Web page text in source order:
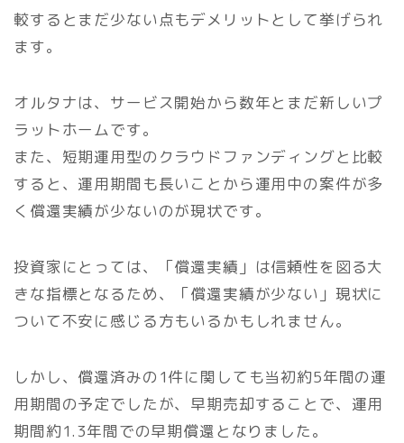
較するとまだ少ない点もデメリットとして挙げられ
ます。
オルタナは、サービス開始から数年とまだ新しいプ
ラットホームです。
また、短期運用型のクラウドファンディングと比較
すると、運用期間も長いことから運用中の案件が多
く償還実績が少ないのが現状です。
投資家にとっては、「償還実績」は信頼性を図る大
きな指標となるため、「償還実績が少ない」現状に
ついて不安に感じる方もいるかもしれません。
しかし、償還済みの1件に関しても当初約5年間の運
用期間の予定でしたが、早期売却することで、運用
期間約1.3年間での早期償還となりました。